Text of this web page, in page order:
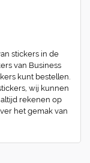
stickers in de
van Business
kunt bestellen.
wij kunnen
altijd rekenen op
het gemak van